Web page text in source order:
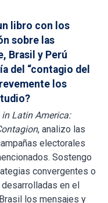
libro con los
sobre las
Brasil y Perú
del “contagio del
los
Latin America:
, analizo las
electorales
Sostengo
convergentes o
en el
los mensajes y